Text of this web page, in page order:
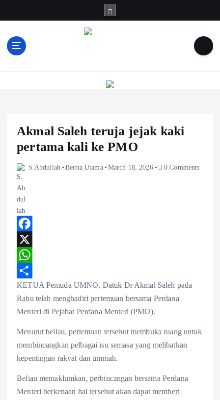
Akmal Saleh teruja jejak kaki
pertama kali ke PMO
S.Abdullah Berita Utama March 18, 2026 0 Comments
F
a
c
e
b
o
k
X
W
h
a
s
A
p
S
h
r
e
KETUA Pemuda UMNO, Datuk Dr Akmal Saleh pada
Rabu telah menghadiri pertemuan bersama Perdana
Menteri di Pejabat Perdana Menteri (PMO).
Menurut beliau, pertemuan tersebut membuka ruang untuk
membincangkan pelbagai isu semasa yang melibatkan
kepentingan rakyat dan ummah.
Beliau memaklumkan, perbincangan bersama Perdana
Menteri berkenaan hal tersebut akan dapat memberi